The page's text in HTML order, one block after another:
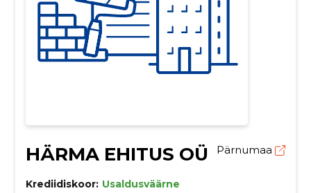
HÄRMA EHITUS OÜ Pärnumaa
Krediidiskoor: Usaldusväärne